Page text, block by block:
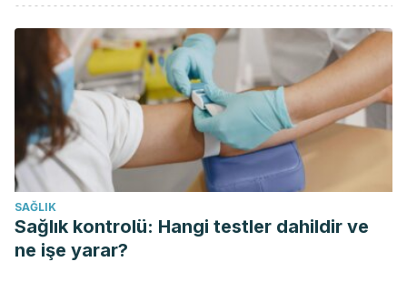
Parada Cardiorrespiratoria (PCR) – Fundación io. (n.d.).
Retrieved February 18, 2020, from
https://fundacionio.com/soluciones-
io/viajarseguro/consejos-viajeros/primeros-
auxilios/parada-cardiorrespiratoria-pcr/
¿Qué es una parada cardiorespiratoria? | Aula de
Pacientes. (n.d.). Retrieved February 18, 2020, from
https://www.saludcastillayleon.es/AulaPacientes/es/guia-
primeros-auxilios/parada-cardiorespiratoria-
adulto/parada-cardiorespiratoria
Cómo actuar ante una parada cardíaca | Asociación
SAĞLIK
Sağlık kontrolü: Hangi testler dahildir ve
ne işe yarar?